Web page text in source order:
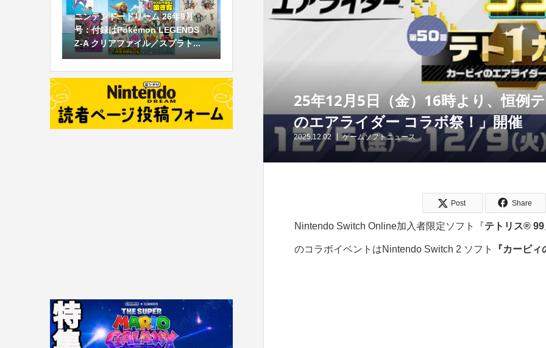
25年12月5日（金）16時より、恒例
のエアライダー コラボ祭！」開催
2025.12.02 ゲームソフトニュース
Post Share
Nintendo Switch Online加入者限定ソフト『テトリス® 99
のコラボイベントはNintendo Switch 2 ソフト 『カービ
ニンテンドードリーム 26年9月
号：付録はPokémon LEGENDS
Z-A クリアファイル／スプラト...